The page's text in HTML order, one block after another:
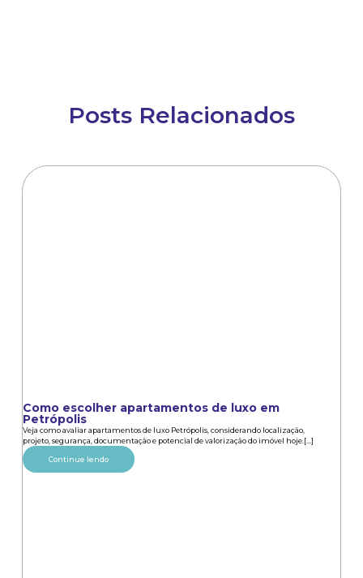
Posts Relacionados
Como escolher apartamentos de luxo em
Petrópolis
Veja como avaliar apartamentos de luxo Petrópolis, considerando localização,
projeto, segurança, documentação e potencial de valorização do imóvel hoje.[...]
Continue lendo